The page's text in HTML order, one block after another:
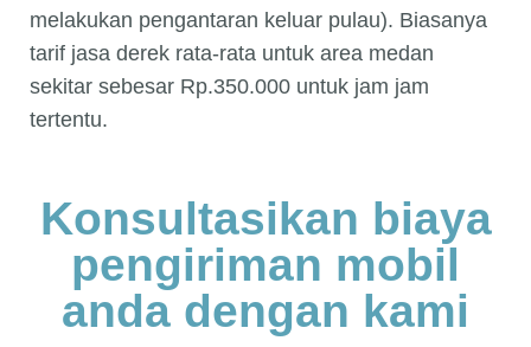
melakukan pengantaran keluar pulau). Biasanya
tarif jasa derek rata-rata untuk area medan
sekitar sebesar Rp.350.000 untuk jam jam
tertentu.
Konsultasikan biaya
pengiriman mobil
anda dengan kami